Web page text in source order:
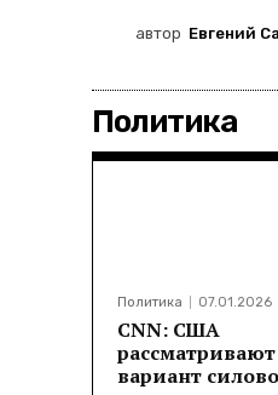
автор Евгений
Политика
Политика 07.01.2026
CNN: США
рассматривают
вариант